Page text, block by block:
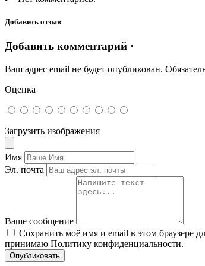
Добавить отзыв
Добавить комментарий ·
Ваш адрес email не будет опубликован.
Оценка
Загрузить изображения
Имя
Эл. почта
Ваше сообщение
Сохранить моё имя и email в этом браузере
принимаю Политику конфиденциальности.
Опубликовать